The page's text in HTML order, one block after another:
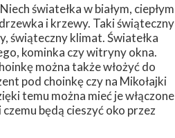
światełka w białym, ciepłym
i krzewy. Taki świąteczny
świąteczny klimat. Światełka
kominka czy witryny okna.
można także włożyć do
pod choinkę czy na Mikołajki
temu można mieć je włączone
będą cieszyć oko przez